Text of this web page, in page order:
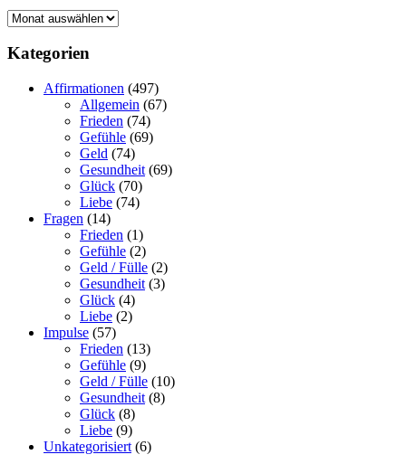
Archiv
Kategorien
Affirmationen (497)
Allgemein (67)
Frieden (74)
Gefühle (69)
Geld (74)
Gesundheit (69)
Glück (70)
Liebe (74)
Fragen (14)
Frieden (1)
Gefühle (2)
Geld / Fülle (2)
Gesundheit (3)
Glück (4)
Liebe (2)
Impulse (57)
Frieden (13)
Gefühle (9)
Geld / Fülle (10)
Gesundheit (8)
Glück (8)
Liebe (9)
Unkategorisiert (6)